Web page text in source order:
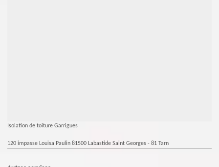
Isolation de toiture Garrigues
120 impasse Louisa Paulin 81500 Labastide Saint Georges - 81 Tarn